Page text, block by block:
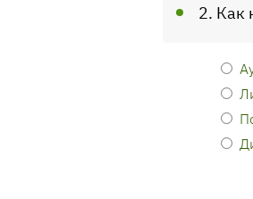
2. Как